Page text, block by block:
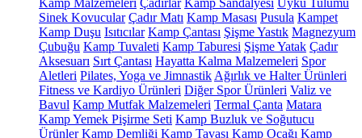
Kamp Malzemeleri Çadırlar Kamp Sandalyesi Uyku Tulumu
Sinek Kovucular Çadır Matı Kamp Masası Pusula Kampet
Kamp Duşu Isıtıcılar Kamp Çantası Şişme Yastık Magnezyum
Çubuğu Kamp Tuvaleti Kamp Taburesi Şişme Yatak Çadır
Aksesuarı Sırt Çantası Hayatta Kalma Malzemeleri Spor
Aletleri Pilates, Yoga ve Jimnastik Ağırlık ve Halter Ürünleri
Fitness ve Kardiyo Ürünleri Diğer Spor Ürünleri Valiz ve
Bavul Kamp Mutfak Malzemeleri Termal Çanta Matara
Kamp Yemek Pişirme Seti Kamp Buzluk ve Soğutucu
Ürünler Kamp Demliği Kamp Tavası Kamp Ocağı Kamp